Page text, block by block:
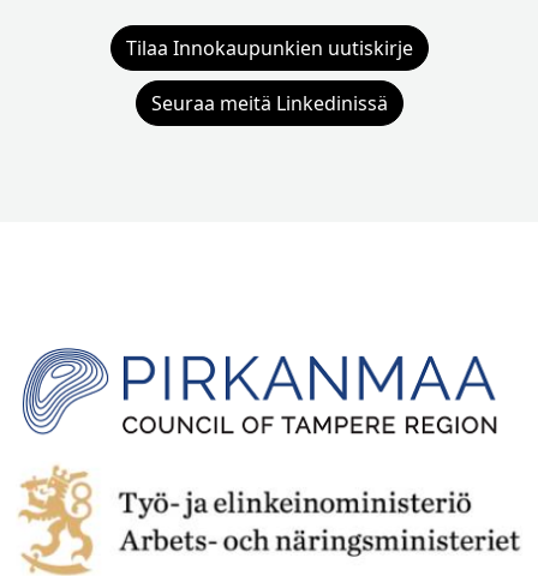
Tilaa Innokaupunkien uutiskirje
Seuraa meitä Linkedinissä